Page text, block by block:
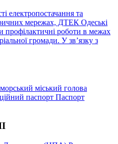
електропостачання та
мережах, ДТЕК Одеські
профілактичні роботи в межах
громади. У зв’язку з
міський голова
паспорт Паспорт